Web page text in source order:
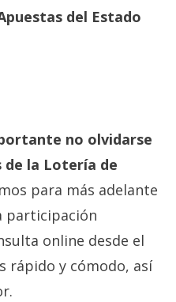
del Estado
no olvidarse
de la Lotería de
para más adelante
participación
online desde el
rápido y cómodo, así